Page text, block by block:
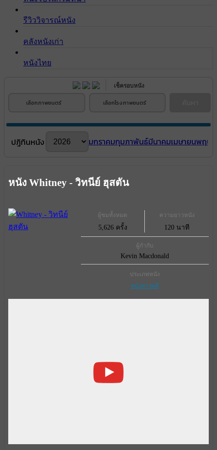
รีวิววิจารณ์หนัง
คลังหนังเก่า
หนังไทย
เช็ครอบหนัง
เลือกภาพยนตร์ เลือกโรงภาพยนตร์
ปฎิทินหนัง มกราคมกุมภาพันธ์มีนาคมเมษายนพฤษ
ผู้ชมทั้งหมด
5,626 ครั้ง
ความยาวหนัง
120 นาที
ผู้กำกับ
Kevin Macdonald
ประเภทหนัง
หนังสารคดี
หนัง Whitney - วิทนีย์ ฮุสตัน